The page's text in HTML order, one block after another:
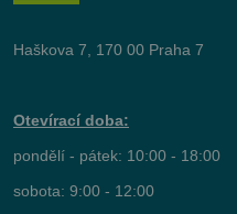
Haškova 7, 170 00 Praha 7
Otevírací doba:
pondělí - pátek: 10:00 - 18:00
sobota: 9:00 - 12:00